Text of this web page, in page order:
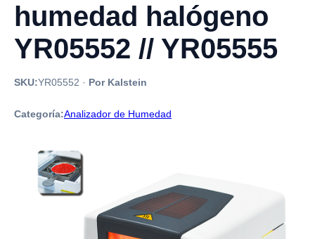
humedad halógeno
YR05552 // YR05555
SKU:YR05552 · Por Kalstein
Categoría:Analizador de Humedad